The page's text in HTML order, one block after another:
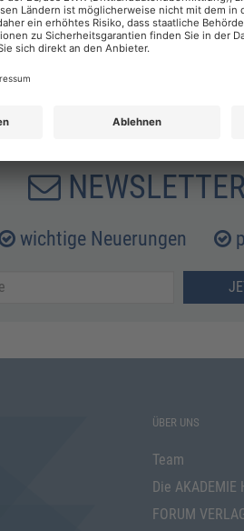
wichtige Neuerungen
ÜBER UNS
Team
Die AKADEMIE
FORUM